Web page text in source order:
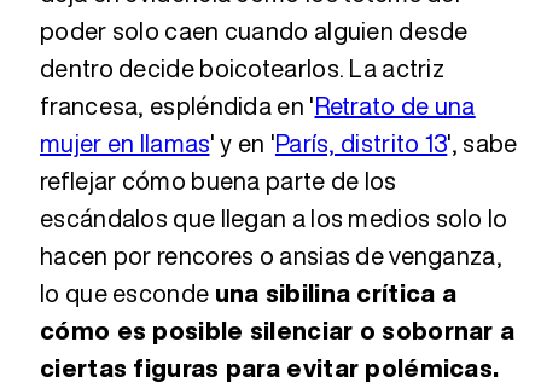
poder solo caen cuando alguien desde
dentro decide boicotearlos. La actriz
francesa, espléndida en 'Retrato de una
mujer en llamas' y en 'París, distrito 13', sabe
reflejar cómo buena parte de los
escándalos que llegan a los medios solo lo
hacen por rencores o ansias de venganza,
lo que esconde una sibilina crítica a
cómo es posible silenciar o sobornar a
ciertas figuras para evitar polémicas.